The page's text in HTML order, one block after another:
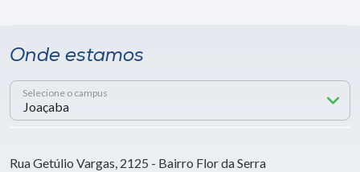
Onde estamos
Selecione o campus
Rua Getúlio Vargas, 2125 - Bairro Flor da Serra